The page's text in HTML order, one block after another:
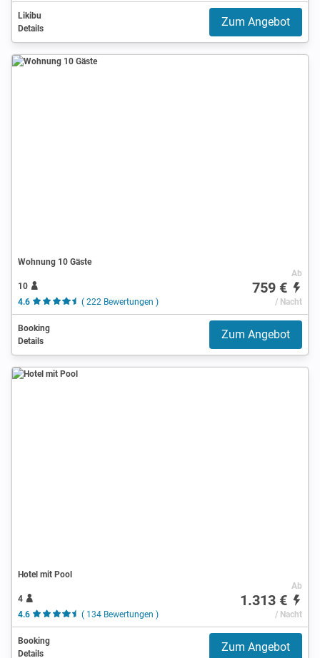
Likibu
Details
Zum Angebot
Wohnung 10 Gäste
10
4.6
( 222 Bewertungen )
Ab
759 €
/ Nacht
Booking
Details
Zum Angebot
Hotel mit Pool
4
4.6
( 134 Bewertungen )
Ab
1.313 €
/ Nacht
Booking
Details
Zum Angebot